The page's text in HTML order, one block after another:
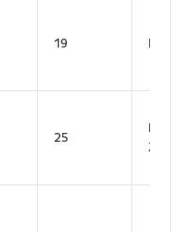
19 Ilze
25
Liliāna